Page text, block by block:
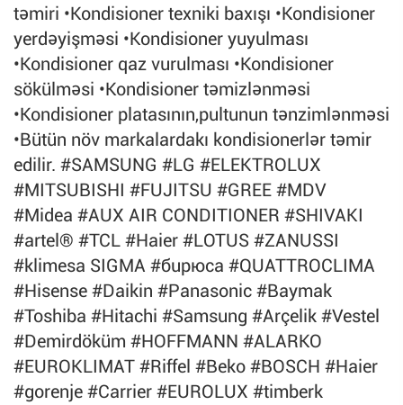
təmiri •Kondisioner texniki baxışı •Kondisioner
yerdəyişməsi •Kondisioner yuyulması
•Kondisioner qaz vurulması •Kondisioner
sökülməsi •Kondisioner təmizlənməsi
•Kondisioner platasının,pultunun tənzimlənməsi
•Bütün növ markalardakı kondisionerlər təmir
edilir. #SAMSUNG #LG #ELEKTROLUX
#MITSUBISHI #FUJITSU #GREE #MDV
#Midea #AUX AIR CONDITIONER #SHIVAKI
#artel® #TCL #Haier #LOTUS #ZANUSSI
#klimesa SIGMA #бuрюса #QUATTROCLIMA
#Hisense #Daikin #Panasonic #Baymak
#Toshiba #Hitachi #Samsung #Arçelik #Vestel
#Demirdöküm #HOFFMANN #ALARKO
#EUROKLIMAT #Riffel #Beko #BOSCH #Haier
#gorenje #Carrier #EUROLUX #timberk